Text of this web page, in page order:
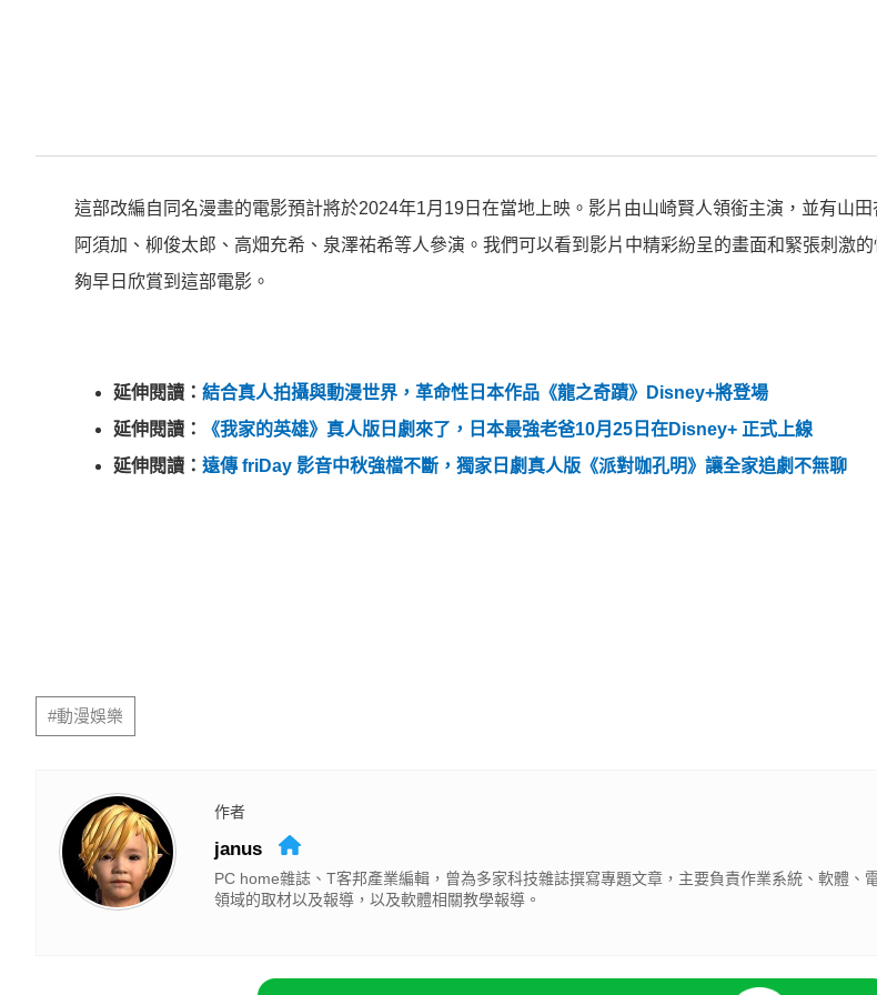
這部改編自同名漫畫的電影預計將於2024年1月19日在當地上映。影片由山崎賢人領銜主演，並有山
阿須加、柳俊太郎、高畑充希、泉澤祐希等人參演。我們可以看到影片中精彩紛呈的畫面和緊張刺激
夠早日欣賞到這部電影。
延伸閱讀： 結合真人拍攝與動漫世界，革命性日本作品《龍之奇蹟》Disney+將登場
延伸閱讀：
《我家的英雄》真人版日劇來了，日本最強老爸10月25日在Disney+ 正式上線
延伸閱讀： 遠傳 friDay 影音中秋強檔不斷，獨家日劇真人版《派對咖孔明》讓全家追劇不無聊
#動漫娛樂
作者
janus
PC home雜誌、T客邦產業編輯，曾為多家科技雜誌撰寫專題文章，主要負責作業系統、軟體、
領域的取材以及報導，以及軟體相關教學報導。